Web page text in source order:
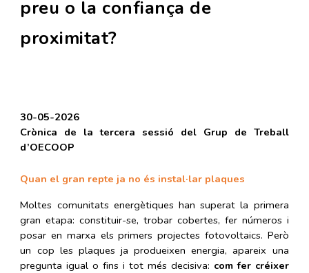
preu o la confiança de
proximitat?
30-05-2026
Crònica de la tercera sessió del Grup de Treball
d’OECOOP
Quan el gran repte ja no és instal·lar plaques
Moltes comunitats energètiques han superat la primera
gran etapa: constituir-se, trobar cobertes, fer números i
posar en marxa els primers projectes fotovoltaics. Però
un cop les plaques ja produeixen energia, apareix una
pregunta igual o fins i tot més decisiva: com fer créixer